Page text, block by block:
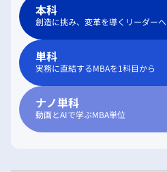
本科
創造に挑み、変革を導くリーダーへ
単科
実務に直結するMBAを1科目から
ナノ単科
動画とAIで学ぶMBA単位